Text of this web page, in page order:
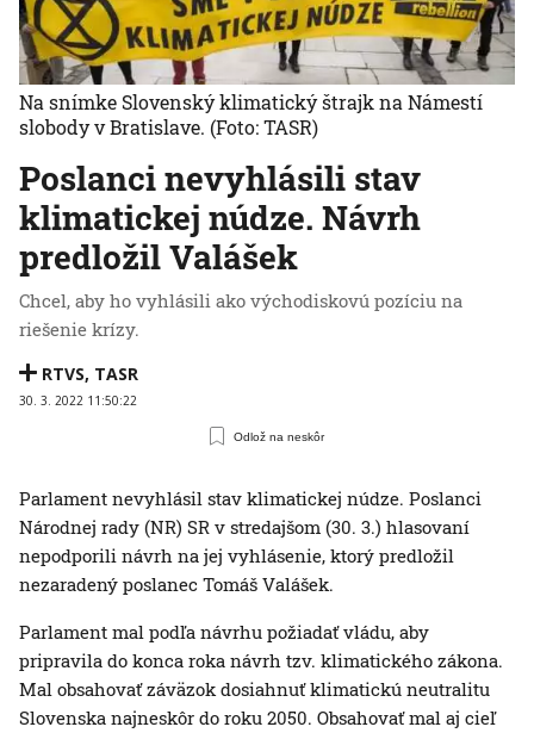
Poslanci nevyhlásili stav
klimatickej núdze. Návrh
predložil Valášek
Chcel, aby ho vyhlásili ako východiskovú pozíciu na
riešenie krízy.
RTVS, TASR
30. 3. 2022 11:50:22
Odlož na neskôr
Na snímke Slovenský klimatický štrajk na Námestí
slobody v Bratislave. (Foto: TASR)
Parlament nevyhlásil stav klimatickej núdze. Poslanci
Národnej rady (NR) SR v stredajšom (30. 3.) hlasovaní
nepodporili návrh na jej vyhlásenie, ktorý predložil
nezaradený poslanec Tomáš Valášek.
Parlament mal podľa návrhu požiadať vládu, aby
pripravila do konca roka návrh tzv. klimatického zákona.
Mal obsahovať záväzok dosiahnuť klimatickú neutralitu
Slovenska najneskôr do roku 2050. Obsahovať mal aj cieľ